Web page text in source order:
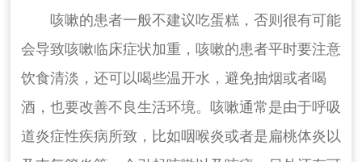
咳嗽的患者一般不建议吃蛋糕，否则很有可能
会导致咳嗽临床症状加重，咳嗽的患者平时要注意
饮食清淡，还可以喝些温开水，避免抽烟或者喝
酒，也要改善不良生活环境。咳嗽通常是由于呼吸
道炎症性疾病所致，比如咽喉炎或者是扁桃体炎以